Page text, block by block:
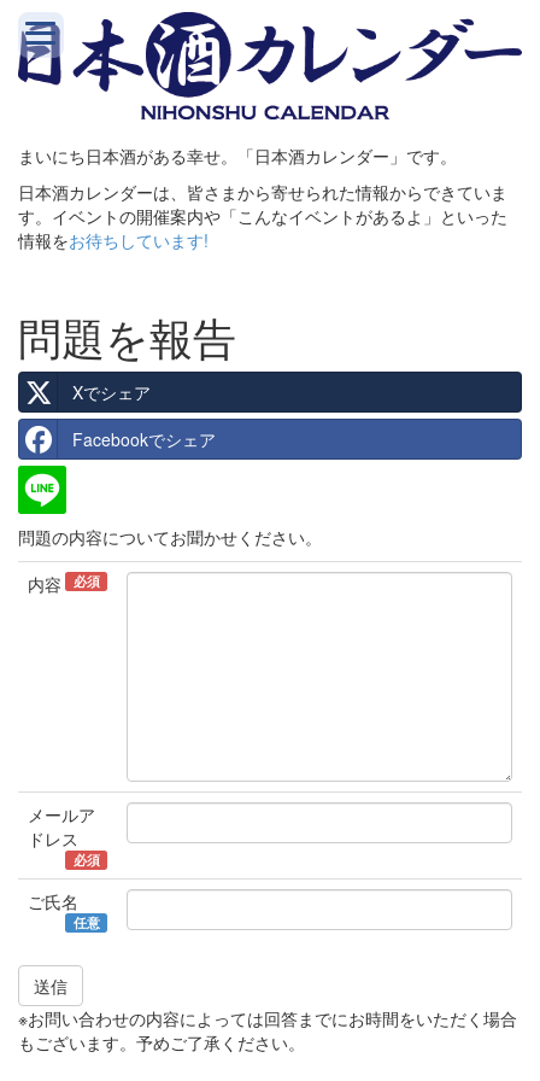
まいにち日本酒がある幸せ。「日本酒カレンダー」です。
日本酒カレンダーは、皆さまから寄せられた情報からできていま
す。イベントの開催案内や「こんなイベントがあるよ」といった
情報をお待ちしています!
問題を報告
Xでシェア
Facebookでシェア
問題の内容についてお聞かせください。
内容
必須
メールア
ドレス
必須
ご氏名
任意
送信
※お問い合わせの内容によっては回答までにお時間をいただく場合
もございます。予めご了承ください。